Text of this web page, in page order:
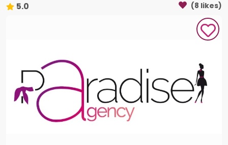
5.0 (8 likes)